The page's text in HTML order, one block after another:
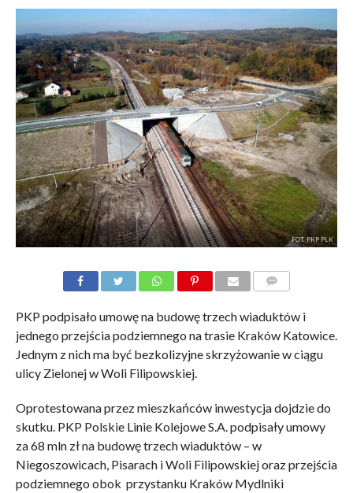
FOT. PKP PLK
PKP podpisało umowę na budowę trzech wiaduktów i
jednego przejścia podziemnego na trasie Kraków Katowice.
Jednym z nich ma być bezkolizyjne skrzyżowanie w ciągu
ulicy Zielonej w Woli Filipowskiej.
Oprotestowana przez mieszkańców inwestycja dojdzie do
skutku. PKP Polskie Linie Kolejowe S.A. podpisały umowy
za 68 mln zł na budowę trzech wiaduktów – w
Niegoszowicach, Pisarach i Woli Filipowskiej oraz przejścia
podziemnego obok przystanku Kraków Mydlniki